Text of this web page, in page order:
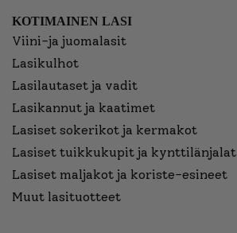
KOTIMAINEN LASI
Viini-ja juomalasit
Lasikulhot
Lasilautaset ja vadit
Lasikannut ja kaatimet
Lasiset sokerikot ja kermakot
Lasiset tuikkukupit ja kynttilänjalat
Lasiset maljakot ja koriste-esineet
Muut lasituotteet